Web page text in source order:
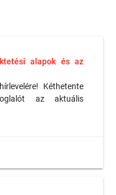
alapok és az
Kéthetente
az aktuális